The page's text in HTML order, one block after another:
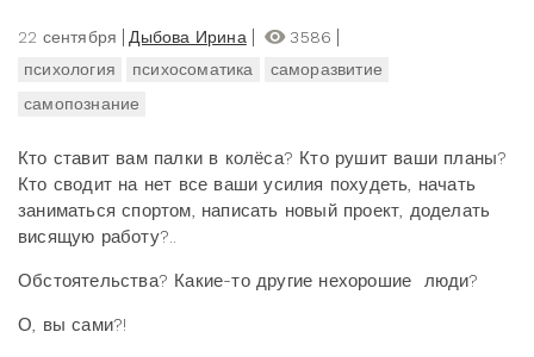
22 сентября Дыбова Ирина
3586
психология
психосоматика
саморазвитие
самопознание
Кто ставит вам палки в колёса? Кто рушит ваши планы?
Кто сводит на нет все ваши усилия похудеть, начать
заниматься спортом, написать новый проект, доделать
висящую работу?..
Обстоятельства? Какие-то другие нехорошие люди?
О, вы сами?!